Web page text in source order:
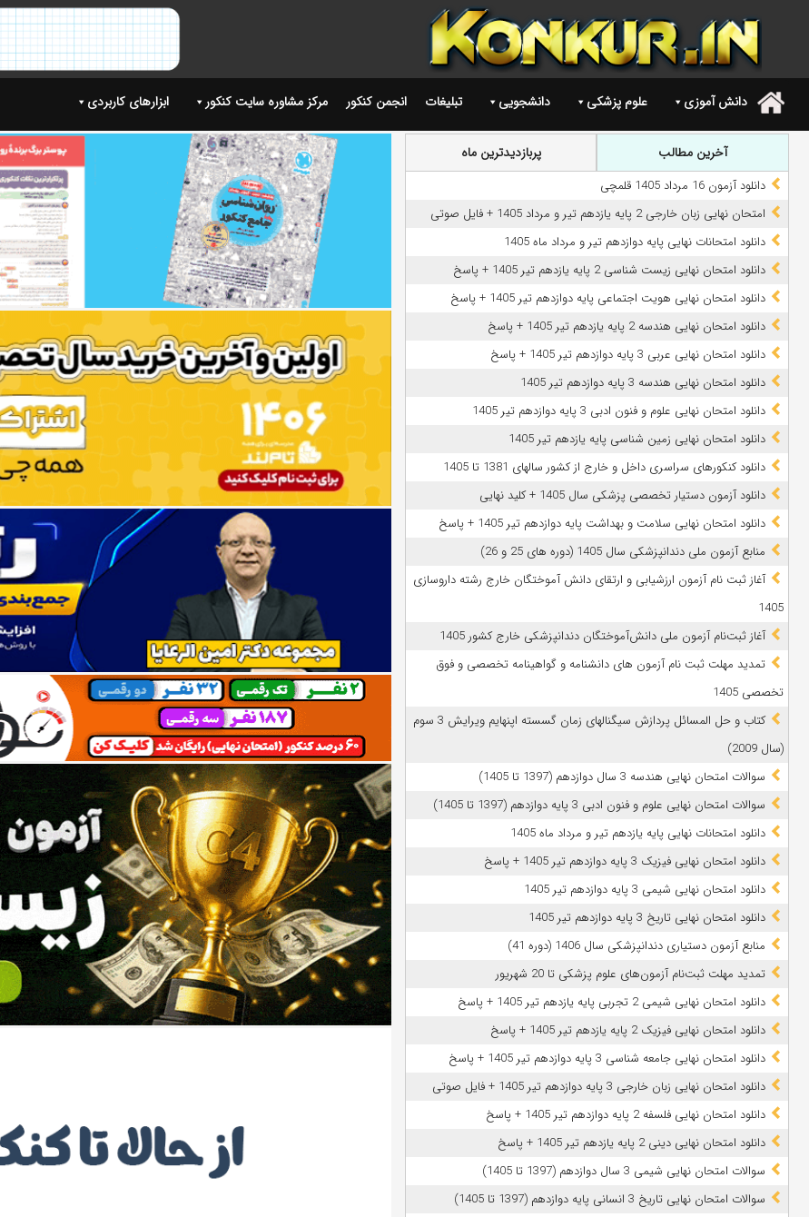
. دانش آموزی علوم پزشکی دانشجویی تبلیغات انجمن کنکور مرکز مشاوره سایت کنکور ابزارهای کاربردی
آخرین مطالب پربازدیدترین ماه
دانلود آزمون 16 مرداد 1405 قلمچی
امتحان نهایی زبان خارجی 2 پایه یازدهم تیر و مرداد 1405 + فایل صوتی
دانلود امتحانات نهایی پایه دوازدهم تیر و مرداد ماه 1405
دانلود امتحان نهایی زیست شناسی 2 پایه یازدهم تیر 1405 + پاسخ
دانلود امتحان نهایی هویت اجتماعی پایه دوازدهم تیر 1405 + پاسخ
دانلود امتحان نهایی هندسه 2 پایه یازدهم تیر 1405 + پاسخ
دانلود امتحان نهایی عربی 3 پایه دوازدهم تیر 1405 + پاسخ
دانلود امتحان نهایی هندسه 3 پایه دوازدهم تیر 1405
دانلود امتحان نهایی علوم و فنون ادبی 3 پایه دوازدهم تیر 1405
دانلود امتحان نهایی زمین شناسی پایه یازدهم تیر 1405
دانلود کنکورهای سراسری داخل و خارج از کشور سالهای 1381 تا 1405
دانلود آزمون دستیار تخصصی پزشکی سال 1405 + کلید نهایی
دانلود امتحان نهایی سلامت و بهداشت پایه دوازدهم تیر 1405 + پاسخ
ﻣﻨﺎﺑﻊ آزﻣﻮن ﻣﻠﯽ دندانپزشکی سال 1405 (دوره های 25 و 26)
آغاز ثبت نام آزمون‌ ارزشیابی و ارتقای دانش آموختگان خارج رشته داروسازی
1405
آغاز ثبت‌نام آزمون ملی دانش‌آموختگان دندانپزشکی خارج کشور 1405
تمدید مهلت ثبت نام آزمون های دانشنامه و گواهینامه تخصصی و فوق
تخصصی 1405
کتاب و حل المسائل پردازش سیگنالهای زمان گسسته اپنهایم ویرایش 3 سوم
(سال 2009)
سوالات امتحان نهایی هندسه 3 سال دوازدهم (1397 تا 1405)
سوالات امتحان نهایی علوم و فنون ادبی 3 پایه دوازدهم (1397 تا 1405)
دانلود امتحانات نهایی پایه یازدهم تیر و مرداد ماه 1405
دانلود امتحان نهایی فیزیک 3 پایه دوازدهم تیر 1405 + پاسخ
دانلود امتحان نهایی شیمی 3 پایه دوازدهم تیر 1405
دانلود امتحان نهایی تاریخ 3 پایه دوازدهم تیر 1405
منابع آزمون دستیاری دندانپزشکی سال 1406 (دوره 41)
تمدید مهلت ثبت‌نام آزمون‌های علوم پزشکی تا 20 شهریور
دانلود امتحان نهایی شیمی 2 تجربی پایه یازدهم تیر 1405 + پاسخ
دانلود امتحان نهایی فیزیک 2 پایه یازدهم تیر 1405 + پاسخ
دانلود امتحان نهایی جامعه شناسی 3 پایه دوازدهم تیر 1405 + پاسخ
دانلود امتحان نهایی زبان خارجی 3 پایه دوازدهم تیر 1405 + فایل صوتی
دانلود امتحان نهایی فلسفه 2 پایه دوازدهم تیر 1405 + پاسخ
دانلود امتحان نهایی دینی 2 پایه یازدهم تیر 1405 + پاسخ
سوالات امتحان نهایی شیمی 3 سال دوازدهم (1397 تا 1405)
سوالات امتحان نهایی تاریخ 3 انسانی پایه دوازدهم (1397 تا 1405)